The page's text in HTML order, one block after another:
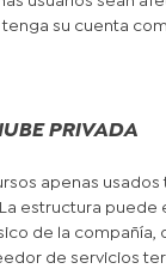
tenga su cuenta
PRIVADA
apenas
estructura puede
de la compañía,
de servicios